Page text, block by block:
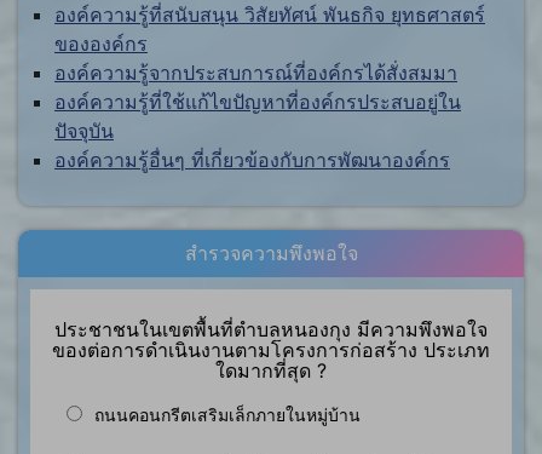
องค์ความรู้ที่สนับสนุน วิสัยทัศน์ พันธกิจ ยุทธศาสตร์
ขององค์กร
องค์ความรู้จากประสบการณ์ที่องค์กรได้สั่งสมมา
องค์ความรู้ที่ใช้แก้ไขปัญหาที่องค์กรประสบอยู่ใน
ปัจจุบัน
องค์ความรู้อื่นๆ ที่เกี่ยวข้องกับการพัฒนาองค์กร
สำรวจความพึงพอใจ
ประชาชนในเขตพื้นที่ตำบลหนองกุง มีความพึงพอใจ
ของต่อการดำเนินงานตามโครงการก่อสร้าง ประเภท
ใดมากที่สุด ?
ถนนคอนกรีตเสริมเล็กภายในหมู่บ้าน